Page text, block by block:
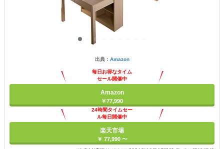
出典： Amazon
毎日お得なタイム
セール開催中
Amazon
￥77,990
24時間タイムセー
ル毎日開催中
楽天市場
￥ 77,990 〜